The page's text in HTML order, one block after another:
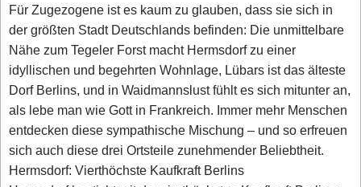
Für Zugezogene ist es kaum zu glauben, dass sie sich in
der größten Stadt Deutschlands befinden: Die unmittelbare
Nähe zum Tegeler Forst macht Hermsdorf zu einer
idyllischen und begehrten Wohnlage, Lübars ist das älteste
Dorf Berlins, und in Waidmannslust fühlt es sich mitunter an,
als lebe man wie Gott in Frankreich. Immer mehr Menschen
entdecken diese sympathische Mischung – und so erfreuen
sich auch diese drei Ortsteile zunehmender Beliebtheit.
Hermsdorf: Vierthöchste Kaufkraft Berlins